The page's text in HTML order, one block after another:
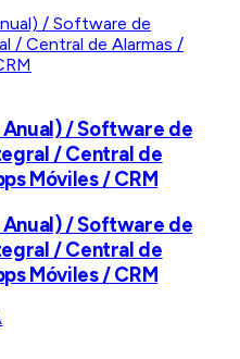
/ Software de
/ Central de
Móviles / CRM
/ Software de
/ Central de
Móviles / CRM